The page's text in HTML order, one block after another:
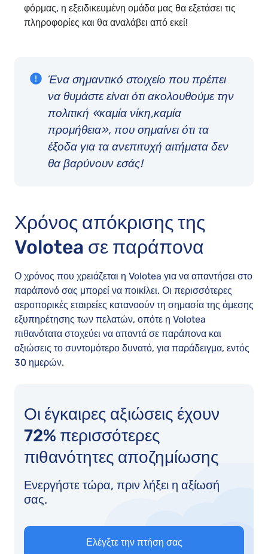
φόρμας, η εξειδικευμένη ομάδα μας θα εξετάσει τις
πληροφορίες και θα αναλάβει από εκεί!
Ένα σημαντικό στοιχείο που πρέπει
να θυμάστε είναι ότι ακολουθούμε την
πολιτική «καμία νίκη,καμία
προμήθεια», που σημαίνει ότι τα
έξοδα για τα ανεπιτυχή αιτήματα δεν
θα βαρύνουν εσάς!
Χρόνος απόκρισης της
Volotea σε παράπονα
Ο χρόνος που χρειάζεται η Volotea για να απαντήσει στο
παράπονό σας μπορεί να ποικίλει. Οι περισσότερες
αεροπορικές εταιρείες κατανοούν τη σημασία της άμεσης
εξυπηρέτησης των πελατών, οπότε η Volotea
πιθανότατα στοχεύει να απαντά σε παράπονα και
αξιώσεις το συντομότερο δυνατό, για παράδειγμα, εντός
30 ημερών.
Οι έγκαιρες αξιώσεις έχουν
72% περισσότερες
πιθανότητες αποζημίωσης
Ενεργήστε τώρα, πριν λήξει η αξίωσή
σας.
Ελέγξτε την πτήση σας